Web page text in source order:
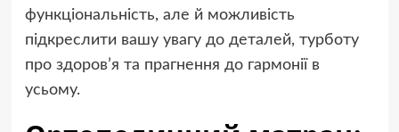
функціональність, але й можливість
підкреслити вашу увагу до деталей, турботу
про здоров’я та прагнення до гармонії в
усьому.